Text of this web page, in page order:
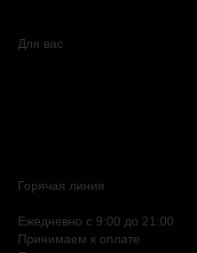
Для вас
Горячая линия
Ежедневно c 9:00 до 21:00
Принимаем к оплате